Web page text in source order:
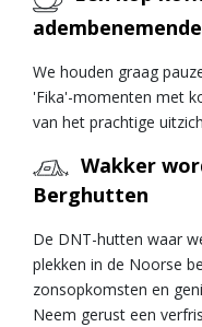
We houden graag
'Fika'-momenten met
van het prachtige
Wakker
Berghutten
De DNT-hutten waar
plekken in de Noorse
zonsopkomsten en
Neem gerust een